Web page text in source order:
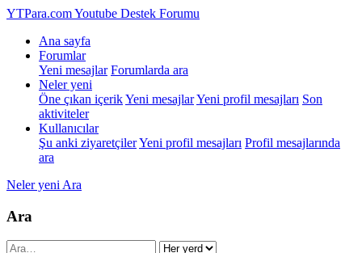
YTPara.comYoutube Destek Forumu
Ana sayfa
Forumlar
Yeni mesajlar Forumlarda ara
Neler yeni
Öne çıkan içerikYeni mesajlarYeni profil mesajları Son
aktiviteler
Kullanıcılar
Şu anki ziyaretçilerYeni profil mesajları Profil mesajlarında
ara
Neler yeni Ara
Ara